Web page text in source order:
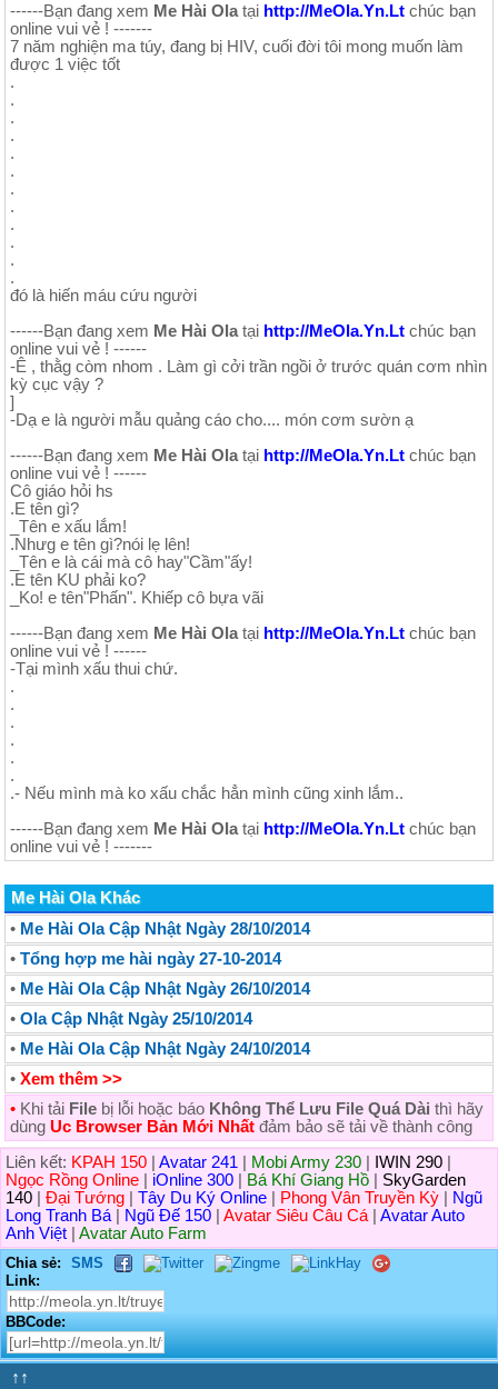
------Bạn đang xem Me Hài Ola tại http://MeOla.Yn.Lt chúc bạn
online vui vẻ ! -------
7 năm nghiện ma túy, đang bị HIV, cuối đời tôi mong muốn làm
được 1 việc tốt
.
.
.
.
.
.
.
.
.
.
.
.
đó là hiến máu cứu người
------Bạn đang xem Me Hài Ola tại http://MeOla.Yn.Lt chúc bạn
online vui vẻ ! ------
-Ê , thằg còm nhom . Làm gì cởi trần ngồi ở trước quán cơm nhìn
kỳ cục vậy ?
]
-Dạ e là người mẫu quảng cáo cho.... món cơm sườn ạ
------Bạn đang xem Me Hài Ola tại http://MeOla.Yn.Lt chúc bạn
online vui vẻ ! ------
Cô giáo hỏi hs
.E tên gì?
_Tên e xấu lắm!
.Nhưg e tên gì?nói lẹ lên!
_Tên e là cái mà cô hay"Cầm"ấy!
.E tên KU phải ko?
_Ko! e tên"Phấn". Khiếp cô bựa vãi
------Bạn đang xem Me Hài Ola tại http://MeOla.Yn.Lt chúc bạn
online vui vẻ ! ------
-Tại mình xấu thui chứ.
.
.
.
.
.
.
.- Nếu mình mà ko xấu chắc hẳn mình cũng xinh lắm..
------Bạn đang xem Me Hài Ola tại http://MeOla.Yn.Lt chúc bạn
online vui vẻ ! -------
Me Hài Ola Khác
• Me Hài Ola Cập Nhật Ngày 28/10/2014
• Tổng hợp me hài ngày 27-10-2014
• Me Hài Ola Cập Nhật Ngày 26/10/2014
• Ola Cập Nhật Ngày 25/10/2014
• Me Hài Ola Cập Nhật Ngày 24/10/2014
• Xem thêm >>
• Khi tải File bị lỗi hoặc báo Không Thể Lưu File Quá Dài thì hãy
dùng Uc Browser Bản Mới Nhất đảm bảo sẽ tải về thành công
Liên kết: KPAH 150 Avatar 241 Mobi Army 230 IWIN 290
Ngọc Rồng Online
iOnline 300 Bá Khí Giang Hồ
SkyGarden
140
Đại Tướng Tây Du Ký Online Phong Vân Truyền Kỳ
Ngũ
Long Tranh Bá
Ngũ Đế 150 Avatar Siêu Câu Cá
Avatar Auto
Anh Việt
Avatar Auto Farm
Chia sẻ:
SMS
Link:
BBCode:
↑↑